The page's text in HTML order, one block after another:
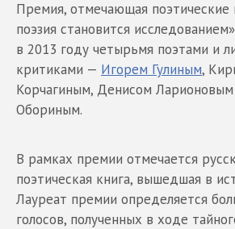
Премия, отмечающая поэтические
поэзия становится
в 2013 году четырьмя поэтами и
критиками — Игорем Гулиным,
Корчагиным, Денисом
Обориным.
В рамках премии отмечается
поэтическая книга, вышедшая в
Лауреат премии определяется
голосов, полученных в ходе